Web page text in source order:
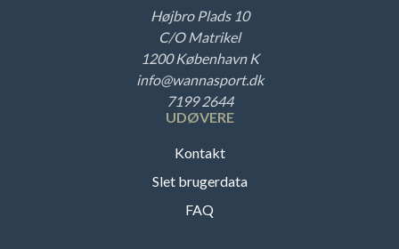
Højbro Plads 10
C/O Matrikel
1200 København K
info@wannasport.dk
7199 2644
UDØVERE
Kontakt
Slet brugerdata
FAQ